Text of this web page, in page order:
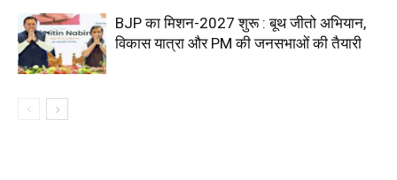
BJP का मिशन-2027 शुरू : बूथ जीतो अभियान,
विकास यात्रा और PM की जनसभाओं की तैयारी